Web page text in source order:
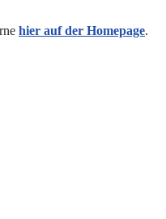
hier auf der Homepage.